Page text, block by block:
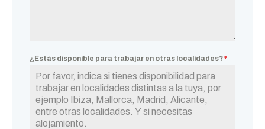
¿Estás disponible para trabajar en otras localidades?*